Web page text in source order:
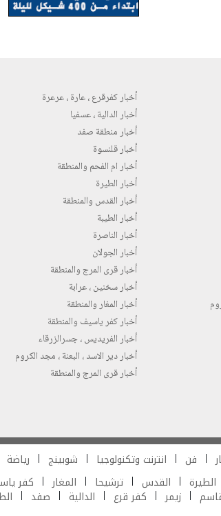
أخبار كفرقرع ، عارة ، عرعرة
أخبار الدالية ، عسفيا
أخبار منطقة صفد
أخبار قلنسوة
أخبار ام الفحم والمنطقة
أخبار الطيرة
أخبار القدس والمنطقة
أخبار الطيبة
أخبار الناصرة
أخبار الجولان
أخبار قرى المرج والمنطقة
أخبار سخنين ، عرابة
أخبار المغار والمنطقة
أخبار كفر ياسيف والمنطقة
أخبار الفريديس ، جسرالزرقاء
أخبار دير الاسد ، البعنة ، مجد الكروم
أخبار قرى المرج والمنطقة
فن انترنت وتكنولوجيا شوبينج رياضة
الطيرة القدس ترشيحا المغار كفر
زيمر كفر قرع الدالية صفد